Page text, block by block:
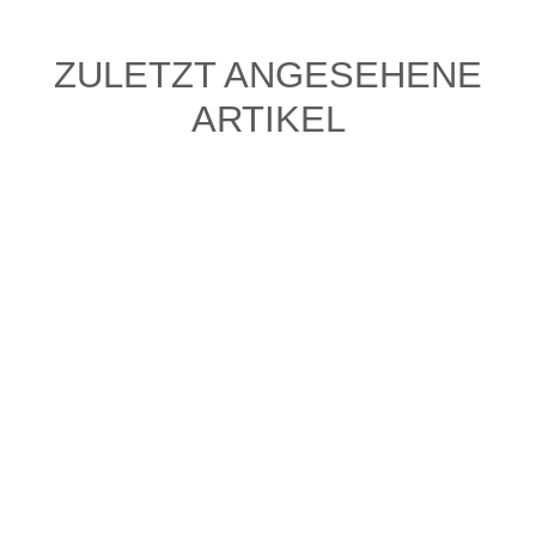
ZULETZT ANGESEHENE
ARTIKEL